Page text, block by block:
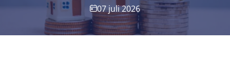
07 juli 2026